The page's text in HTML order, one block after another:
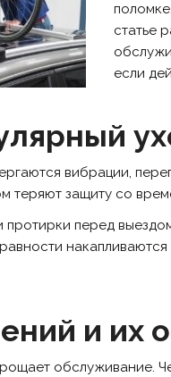
статье
если
вибрации,
теряют защиту со
перед
и их
обслуживание.